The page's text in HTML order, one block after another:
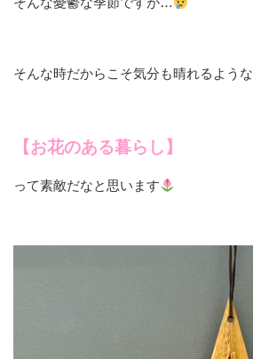
そんな時だからこそ気分も晴れるような
【お花のある暮らし】
って素敵だなと思います